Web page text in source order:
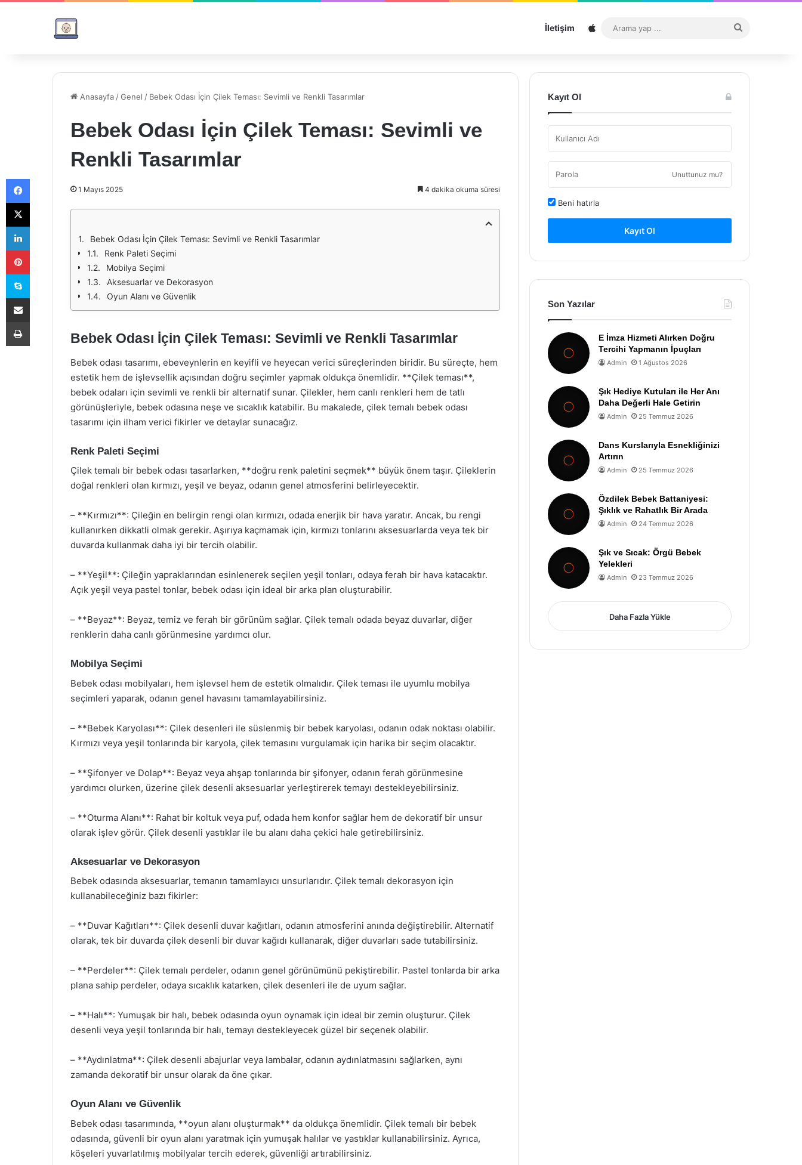
İletişim Sitemap
...
Anasayfa /Genel / Bebek Odası İçin Çilek Teması: Sevimli ve Renkli Tasarımlar
Bebek Odası İçin Çilek Teması: Sevimli ve
Renkli Tasarımlar
1 Mayıs 2025 4 dakika okuma süresi
Bebek Odası İçin Çilek Teması: Sevimli ve Renkli Tasarımlar
Renk Paleti Seçimi
Mobilya Seçimi
Aksesuarlar ve Dekorasyon
Oyun Alanı ve Güvenlik
Bebek Odası İçin Çilek Teması: Sevimli ve Renkli Tasarımlar
Bebek odası tasarımı, ebeveynlerin en keyifli ve heyecan verici süreçlerinden biridir. Bu süreçte, hem
estetik hem de işlevsellik açısından doğru seçimler yapmak oldukça önemlidir. **Çilek teması**,
bebek odaları için sevimli ve renkli bir alternatif sunar. Çilekler, hem canlı renkleri hem de tatlı
görünüşleriyle, bebek odasına neşe ve sıcaklık katabilir. Bu makalede, çilek temalı bebek odası
tasarımı için ilham verici fikirler ve detaylar sunacağız.
Renk Paleti Seçimi
Çilek temalı bir bebek odası tasarlarken, **doğru renk paletini seçmek** büyük önem taşır. Çileklerin
doğal renkleri olan kırmızı, yeşil ve beyaz, odanın genel atmosferini belirleyecektir.
– **Kırmızı**: Çileğin en belirgin rengi olan kırmızı, odada enerjik bir hava yaratır. Ancak, bu rengi
kullanırken dikkatli olmak gerekir. Aşırıya kaçmamak için, kırmızı tonlarını aksesuarlarda veya tek bir
duvarda kullanmak daha iyi bir tercih olabilir.
– **Yeşil**: Çileğin yapraklarından esinlenerek seçilen yeşil tonları, odaya ferah bir hava katacaktır.
Açık yeşil veya pastel tonlar, bebek odası için ideal bir arka plan oluşturabilir.
– **Beyaz**: Beyaz, temiz ve ferah bir görünüm sağlar. Çilek temalı odada beyaz duvarlar, diğer
renklerin daha canlı görünmesine yardımcı olur.
Mobilya Seçimi
Bebek odası mobilyaları, hem işlevsel hem de estetik olmalıdır. Çilek teması ile uyumlu mobilya
seçimleri yaparak, odanın genel havasını tamamlayabilirsiniz.
– **Bebek Karyolası**: Çilek desenleri ile süslenmiş bir bebek karyolası, odanın odak noktası olabilir.
Kırmızı veya yeşil tonlarında bir karyola, çilek temasını vurgulamak için harika bir seçim olacaktır.
– **Şifonyer ve Dolap**: Beyaz veya ahşap tonlarında bir şifonyer, odanın ferah görünmesine
yardımcı olurken, üzerine çilek desenli aksesuarlar yerleştirerek temayı destekleyebilirsiniz.
– **Oturma Alanı**: Rahat bir koltuk veya puf, odada hem konfor sağlar hem de dekoratif bir unsur
olarak işlev görür. Çilek desenli yastıklar ile bu alanı daha çekici hale getirebilirsiniz.
Aksesuarlar ve Dekorasyon
Bebek odasında aksesuarlar, temanın tamamlayıcı unsurlarıdır. Çilek temalı dekorasyon için
kullanabileceğiniz bazı fikirler:
– **Duvar Kağıtları**: Çilek desenli duvar kağıtları, odanın atmosferini anında değiştirebilir. Alternatif
olarak, tek bir duvarda çilek desenli bir duvar kağıdı kullanarak, diğer duvarları sade tutabilirsiniz.
– **Perdeler**: Çilek temalı perdeler, odanın genel görünümünü pekiştirebilir. Pastel tonlarda bir arka
plana sahip perdeler, odaya sıcaklık katarken, çilek desenleri ile de uyum sağlar.
– **Halı**: Yumuşak bir halı, bebek odasında oyun oynamak için ideal bir zemin oluşturur. Çilek
desenli veya yeşil tonlarında bir halı, temayı destekleyecek güzel bir seçenek olabilir.
– **Aydınlatma**: Çilek desenli abajurlar veya lambalar, odanın aydınlatmasını sağlarken, aynı
zamanda dekoratif bir unsur olarak da öne çıkar.
Oyun Alanı ve Güvenlik
Bebek odası tasarımında, **oyun alanı oluşturmak** da oldukça önemlidir. Çilek temalı bir bebek
odasında, güvenli bir oyun alanı yaratmak için yumuşak halılar ve yastıklar kullanabilirsiniz. Ayrıca,
köşeleri yuvarlatılmış mobilyalar tercih ederek, güvenliği artırabilirsiniz.
Kayıt Ol
Unuttunuz mu?
Beni hatırla
Kayıt Ol
Son Yazılar
E İmza Hizmeti Alırken Doğru
Tercihi Yapmanın İpuçları
Admin 1 Ağustos 2026
Şık Hediye Kutuları ile Her Anı
Daha Değerli Hale Getirin
Admin 25 Temmuz 2026
Dans Kurslarıyla Esnekliğinizi
Artırın
Admin 25 Temmuz 2026
Özdilek Bebek Battaniyesi:
Şıklık ve Rahatlık Bir Arada
Admin 24 Temmuz 2026
Şık ve Sıcak: Örgü Bebek
Yelekleri
Admin 23 Temmuz 2026
Daha Fazla Yükle
Facebook
X
LinkedIn
Pinterest
Skype
E-Posta ile paylaş